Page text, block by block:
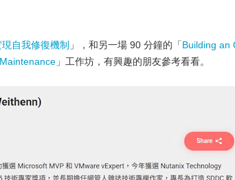
自我修復機制 」，和另一場 90 分鐘的「Building an
」工作坊，有興趣的朋友參考看看。